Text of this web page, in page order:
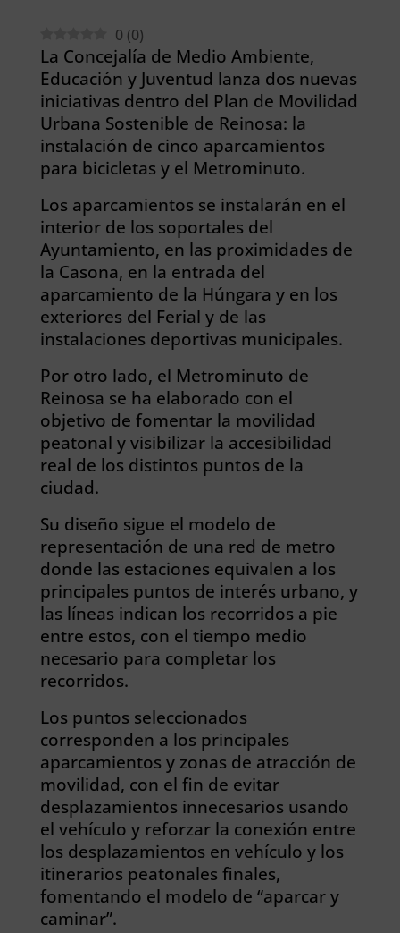
0 (0)
La Concejalía de Medio Ambiente,
Educación y Juventud lanza dos nuevas
iniciativas dentro del Plan de Movilidad
Urbana Sostenible de Reinosa: la
instalación de cinco aparcamientos
para bicicletas y el Metrominuto.
Los aparcamientos se instalarán en el
interior de los soportales del
Ayuntamiento, en las proximidades de
la Casona, en la entrada del
aparcamiento de la Húngara y en los
exteriores del Ferial y de las
instalaciones deportivas municipales.
Por otro lado, el Metrominuto de
Reinosa se ha elaborado con el
objetivo de fomentar la movilidad
peatonal y visibilizar la accesibilidad
real de los distintos puntos de la
ciudad.
Su diseño sigue el modelo de
representación de una red de metro
donde las estaciones equivalen a los
principales puntos de interés urbano, y
las líneas indican los recorridos a pie
entre estos, con el tiempo medio
necesario para completar los
recorridos.
Los puntos seleccionados
corresponden a los principales
aparcamientos y zonas de atracción de
movilidad, con el fin de evitar
desplazamientos innecesarios usando
el vehículo y reforzar la conexión entre
los desplazamientos en vehículo y los
itinerarios peatonales finales,
fomentando el modelo de “aparcar y
caminar”.